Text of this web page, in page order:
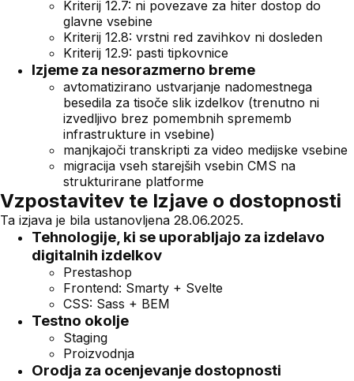
Kriterij 12.7: ni povezave za hiter dostop do
glavne vsebine
Kriterij 12.8: vrstni red zavihkov ni dosleden
Kriterij 12.9: pasti tipkovnice
Izjeme za nesorazmerno breme
avtomatizirano ustvarjanje nadomestnega
besedila za tisoče slik izdelkov (trenutno ni
izvedljivo brez pomembnih sprememb
infrastrukture in vsebine)
manjkajoči transkripti za video medijske vsebine
migracija vseh starejših vsebin CMS na
strukturirane platforme
Vzpostavitev te Izjave o dostopnosti
Ta izjava je bila ustanovljena 28.06.2025.
Tehnologije, ki se uporabljajo za izdelavo
digitalnih izdelkov
Prestashop
Frontend: Smarty + Svelte
CSS: Sass + BEM
Testno okolje
Staging
Proizvodnja
Orodja za ocenjevanje dostopnosti